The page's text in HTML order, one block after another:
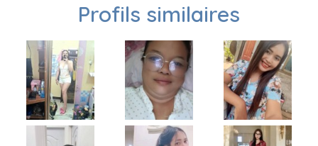
Profils similaires